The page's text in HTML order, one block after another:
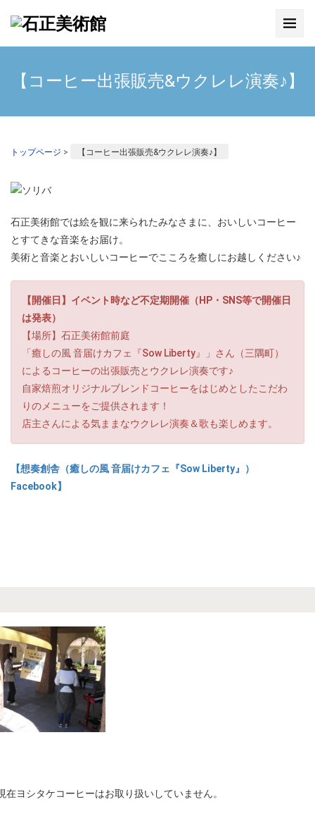
【コーヒー出張販売&ウクレレ演奏♪】
トップページ > 【コーヒー出張販売&ウクレレ演奏♪】
石正美術館では絵を観に来られたみなさまに、おいしいコーヒー
とすてきな音楽をお届け。
美術と音楽とおいしいコーヒーでこころを癒しにお越しください♪
【開催日】イベント時など不定期開催（HP・SNS等で開催日
は発表）
【場所】石正美術館前庭
「癒しの風 音届けカフェ『Sow Liberty』」さん（三隅町）
によるコーヒーの出張販売とウクレレ演奏です♪
自家焙煎オリジナルブレンドコーヒーをはじめとしたこだわ
りのメニューをご提供されます！
店主さんによる気ままなウクレレ演奏＆歌も楽しめます。
【想奏創舎（癒しの風 音届けカフェ『Sow Liberty』）
Facebook】
在ヨシタケコーヒーはお取り扱いしていません。